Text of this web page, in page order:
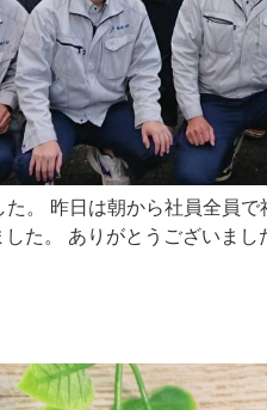
。 昨日は朝から社員全員
た。 ありがとうございま